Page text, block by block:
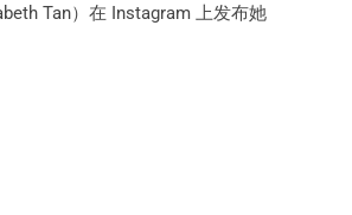
Tan）在 Instagram 上发布她